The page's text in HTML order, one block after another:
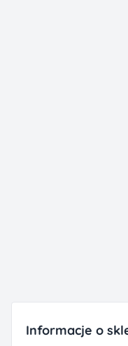
Informacje o